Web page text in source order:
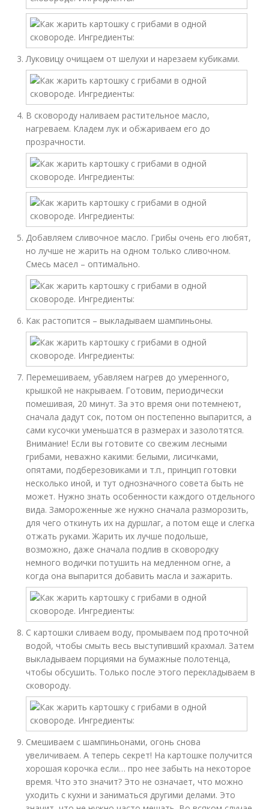
Луковицу очищаем от шелухи и нарезаем кубиками.
В сковороду наливаем растительное масло,
нагреваем. Кладем лук и обжариваем его до
прозрачности.
Добавляем сливочное масло. Грибы очень его любят,
но лучше не жарить на одном только сливочном.
Смесь масел – оптимально.
Как растопится – выкладываем шампиньоны.
Перемешиваем, убавляем нагрев до умеренного,
крышкой не накрываем. Готовим, периодически
помешивая, 20 минут. За это время они потемнеют,
сначала дадут сок, потом он постепенно выпарится, а
сами кусочки уменьшатся в размерах и зазолотятся.
Внимание! Если вы готовите со свежим лесными
грибами, неважно какими: белыми, лисичками,
опятами, подберезовиками и т.п., принцип готовки
несколько иной, и тут однозначного совета быть не
может. Нужно знать особенности каждого отдельного
вида. Замороженные же нужно сначала разморозить,
для чего откинуть их на дуршлаг, а потом еще и слегка
отжать руками. Жарить их лучше подольше,
возможно, даже сначала подлив в сковородку
немного водички потушить на медленном огне, а
когда она выпарится добавить масла и зажарить.
С картошки сливаем воду, промываем под проточной
водой, чтобы смыть весь выступивший крахмал. Затем
выкладываем порциями на бумажные полотенца,
чтобы обсушить. Только после этого перекладываем в
сковороду.
Смешиваем с шампиньонами, огонь снова
увеличиваем. А теперь секрет! На картошке получится
хорошая корочка если… про нее забыть на некоторое
время. Что это значит? Это не означает, что можно
уходить с кухни и заниматься другими делами. Это